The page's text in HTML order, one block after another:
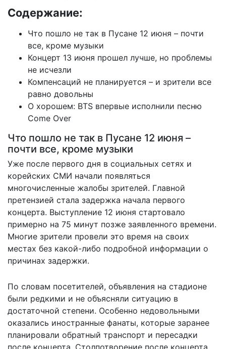
Содержание:
Что пошло не так в Пусане 12 июня – почти
все, кроме музыки
Концерт 13 июня прошел лучше, но проблемы
не исчезли
Компенсаций не планируется – и зрители все
равно довольны
О хорошем: BTS впервые исполнили песню
Come Over
Что пошло не так в Пусане 12 июня –
почти все, кроме музыки
Уже после первого дня в социальных сетях и
корейских СМИ начали появляться
многочисленные жалобы зрителей. Главной
претензией стала задержка начала первого
концерта. Выступление 12 июня стартовало
примерно на 75 минут позже заявленного времени.
Многие зрители провели это время на своих
местах без какой-либо подробной информации о
причинах задержки.
По словам посетителей, объявления на стадионе
были редкими и не объясняли ситуацию в
достаточной степени. Особенно недовольными
оказались иностранные фанаты, которые заранее
планировали обратный транспорт и пересадки
после концерта. Столпотворение после концерта